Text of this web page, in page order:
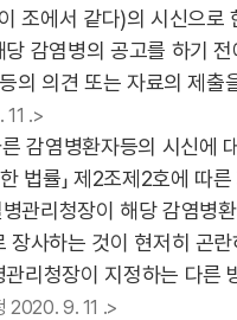
조에서 같다)의 시신으로
당 감염병의 공고를 하기
의 의견 또는 자료의 제출
11 .>
감염병환자등의 시신에
한 법률」 제2조제2호에 따
관리청장이 해당 감염병
장사하는 것이 현저히 곤
관리청장이 지정하는 다른
2020. 9. 11 .>